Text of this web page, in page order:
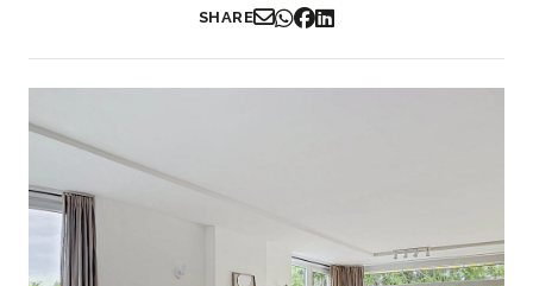
SHARE
Partager par Email
Partager sur WhatsApp
Partager sur Facebook
Partager sur LinkedIn